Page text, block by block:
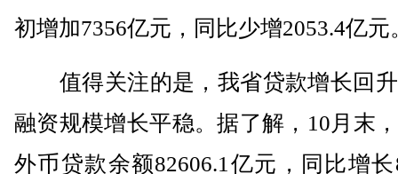
初增加7356亿元，同比少增2053.4亿元
值得关注的是，我省贷款增长回
融资规模增长平稳。据了解，10月末
外币贷款余额82606.1亿元，同比增长